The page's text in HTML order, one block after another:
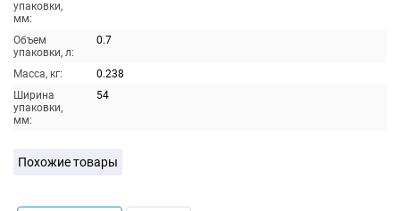
упаковки,
мм:
Объем
упаковки, л:
0.7
Масса, кг:
0.238
Ширина
упаковки,
мм:
54
Похожие товары